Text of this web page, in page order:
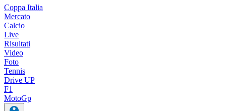
Coppa Italia
Mercato
Calcio
Live
Risultati
Video
Foto
Tennis
Drive UP
F1
MotoGp